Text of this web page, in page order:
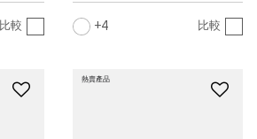
比較 4 比較
熱賣產品